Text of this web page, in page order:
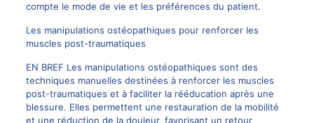
compte le mode de vie et les préférences du patient.
Les manipulations ostéopathiques pour renforcer les
muscles post-traumatiques
EN BREF Les manipulations ostéopathiques sont des
techniques manuelles destinées à renforcer les muscles
post-traumatiques et à faciliter la rééducation après une
blessure. Elles permettent une restauration de la mobilité
et une réduction de la douleur, favorisant un retour